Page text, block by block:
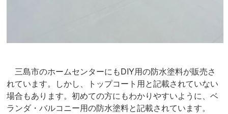
三島市のホームセンターにもDIY用の防水塗料が販売さ
れています。しかし、トップコート用と記載されていない
場合もあります。初めての方にもわかりやすいように、ベ
ランダ・バルコニー用の防水塗料と記載されています。